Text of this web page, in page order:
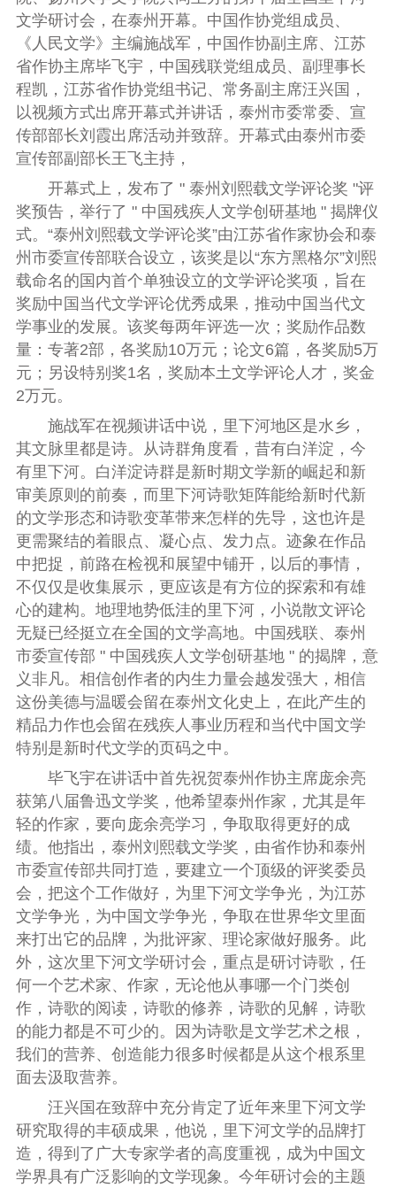
文学研讨会，在泰州开幕。中国作协党组成员、
《人民文学》主编施战军，中国作协副主席、江苏
省作协主席毕飞宇，中国残联党组成员、副理事长
程凯，江苏省作协党组书记、常务副主席汪兴国，
以视频方式出席开幕式并讲话，泰州市委常委、宣
传部部长刘霞出席活动并致辞。开幕式由泰州市委
宣传部副部长王飞主持，
开幕式上，发布了 " 泰州刘熙载文学评论奖 "评
奖预告，举行了 " 中国残疾人文学创研基地" 揭牌仪
式。“泰州刘熙载文学评论奖”由江苏省作家协会和泰
州市委宣传部联合设立，该奖是以“东方黑格尔”刘熙
载命名的国内首个单独设立的文学评论奖项，旨在
奖励中国当代文学评论优秀成果，推动中国当代文
学事业的发展。该奖每两年评选一次；奖励作品数
量：专著2部，各奖励10万元；论文6篇，各奖励5万
元；另设特别奖1名，奖励本土文学评论人才，奖金
2万元。
施战军在视频讲话中说，里下河地区是水乡，
其文脉里都是诗。
从诗群角度看，昔有白洋淀，今
有里下河。白洋淀诗群是新时期文学新的崛起和新
审美原则的前奏，而里下河诗歌矩阵能给新时代新
的文学形态和诗歌变革带来怎样的先导，这也许是
更需聚结的着眼点、凝心点、发力点。迹象在作品
中把捉，前路在检视和展望中铺开，以后的事情，
不仅仅是收集展示，更应该是有方位的探索和有雄
心的建构。 地理地势低洼的里下河，小说散文评论
无疑已经挺立在全国的文学高地。中国残联、泰州
市委宣传部 " 中国残疾人文学创研基地" 的揭牌，意
义非凡。相信创作者的内生力量会越发强大，相信
这份美德与温暖会留在泰州文化史上，在此产生的
精品力作也会留在残疾人事业历程和当代中国文学
特别是新时代文学的页码之中。
毕飞宇在讲话中首先祝贺泰州作协主席庞余亮
获第八届鲁迅文学奖，他希望泰州作家，尤其是年
轻的作家，要向庞余亮学习，争取取得更好的成
绩。他指出，泰州刘熙载文学奖，由省作协和泰州
市委宣传部共同打造，要建立一个顶级的评奖委员
会，把这个工作做好，为里下河文学争光，为江苏
文学争光，为中国文学争光，争取在世界华文里面
来打出它的品牌，为批评家、理论家做好服务。此
外，这次里下河文学研讨会，重点是研讨诗歌，任
何一个艺术家、作家，无论他从事哪一个门类创
作，诗歌的阅读，诗歌的修养，诗歌的见解，诗歌
的能力都是不可少的。因为诗歌是文学艺术之根，
我们的营养、创造能力很多时候都是从这个根系里
面去汲取营养。
汪兴国在致辞中充分肯定了近年来里下河文学
研究取得的丰硕成果，他说，里下河文学的品牌打
造，得到了广大专家学者的高度重视，成为中国文
学界具有广泛影响的文学现象。今年研讨会的主题